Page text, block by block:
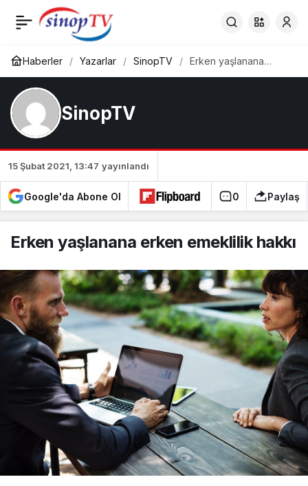
Haberler Yazarlar SinopTV
Erken yaşlanana
SinopTV
15 Şubat 2021, 13:47 yayınlandı
Google'da Abone Ol 0 Paylaş
Erken yaşlanana erken emeklilik hakkı
Erken yaşlanana erken
emeklilik hakkı